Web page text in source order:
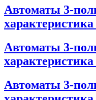
Автоматы 3-
Автоматы 3-
Автоматы 3-